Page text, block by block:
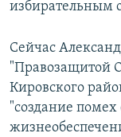
избирательным
Сейчас
"Правозащитой
Кировского
"создание